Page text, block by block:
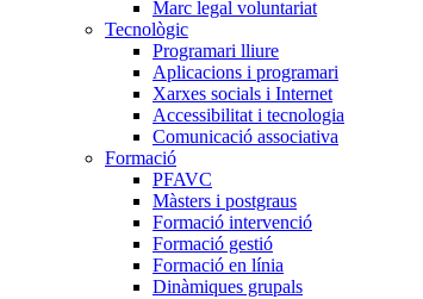
Marc legal voluntariat
Tecnològic
Programari lliure
Aplicacions i programari
Xarxes socials i Internet
Accessibilitat i tecnologia
Comunicació associativa
Formació
PFAVC
Màsters i postgraus
Formació intervenció
Formació gestió
Formació en línia
Dinàmiques grupals